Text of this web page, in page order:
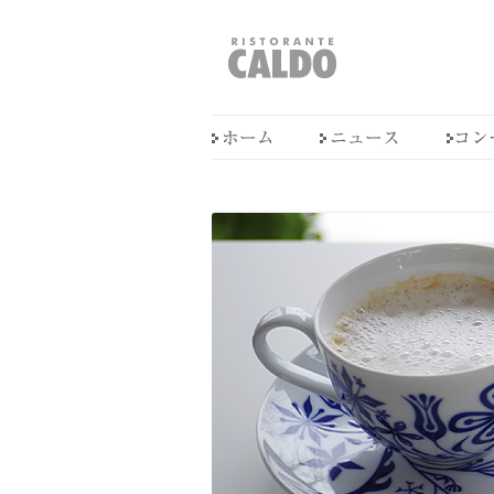
RISTORANTE CALDO
福井県敦賀市